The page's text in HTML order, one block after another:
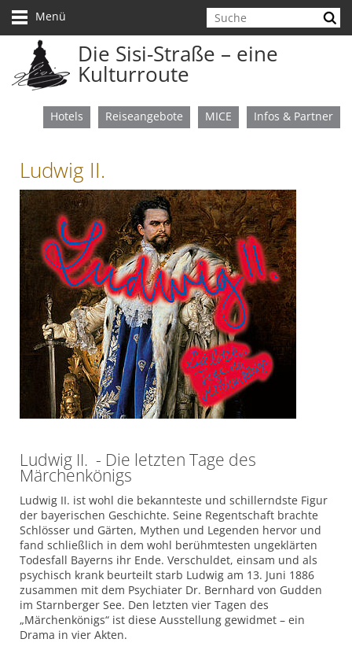
Menü
überspringen
Die Sisi-Straße – eine
Kulturroute
Hotels Reiseangebote MICE Infos & Partner
Ludwig II.
Ludwig II. - Die letzten Tage des
Märchenkönigs
Ludwig II. ist wohl die bekannteste und schillerndste Figur
der bayerischen Geschichte. Seine Regentschaft brachte
Schlösser und Gärten, Mythen und Legenden hervor und
fand schließlich in dem wohl berühmtesten ungeklärten
Todesfall Bayerns ihr Ende. Verschuldet, einsam und als
psychisch krank beurteilt starb Ludwig am 13. Juni 1886
zusammen mit dem Psychiater Dr. Bernhard von Gudden
im Starnberger See. Den letzten vier Tagen des
„Märchenkönigs“ ist diese Ausstellung gewidmet – ein
Drama in vier Akten.